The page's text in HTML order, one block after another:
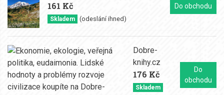
161 Kč
Skladem (odeslání ihned)
Do obchodu
Dobre-
knihy.cz
176 Kč
Skladem
Do
obchodu